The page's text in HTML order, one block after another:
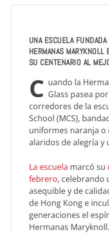
UNA ESCUELA
HERMANAS
SU CENTENARIO AL
C uando la
Glass pasea
corredores de la
School (MCS),
uniformes naranja o
alaridos de alegría y
La escuela marcó su
febrero, celebrando
asequible y de
de Hong Kong e
generaciones el
Hermanas Maryknoll.